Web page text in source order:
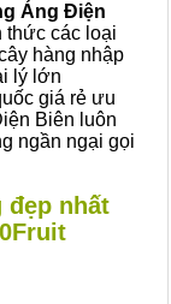
Ảng Điện
thức các loại
hàng nhập
lý lớn
giá rẻ ưu
Biên luôn
ngần ngại gọi
đẹp nhất